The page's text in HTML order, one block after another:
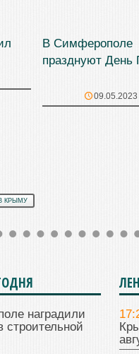
В Симферополе
празднуют День
09.05.2023
КРЫМУ
наградили
строительной